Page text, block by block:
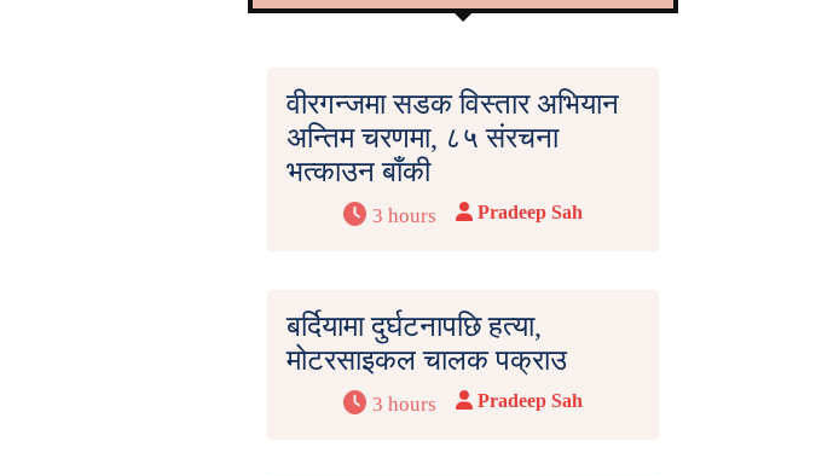
वीरगन्जमा सडक विस्तार अभियान
अन्तिम चरणमा, ८५ संरचना
भत्काउन बाँकी
3 hours Pradeep Sah
बर्दियामा दुर्घटनापछि हत्या,
मोटरसाइकल चालक पक्राउ
3 hours Pradeep Sah